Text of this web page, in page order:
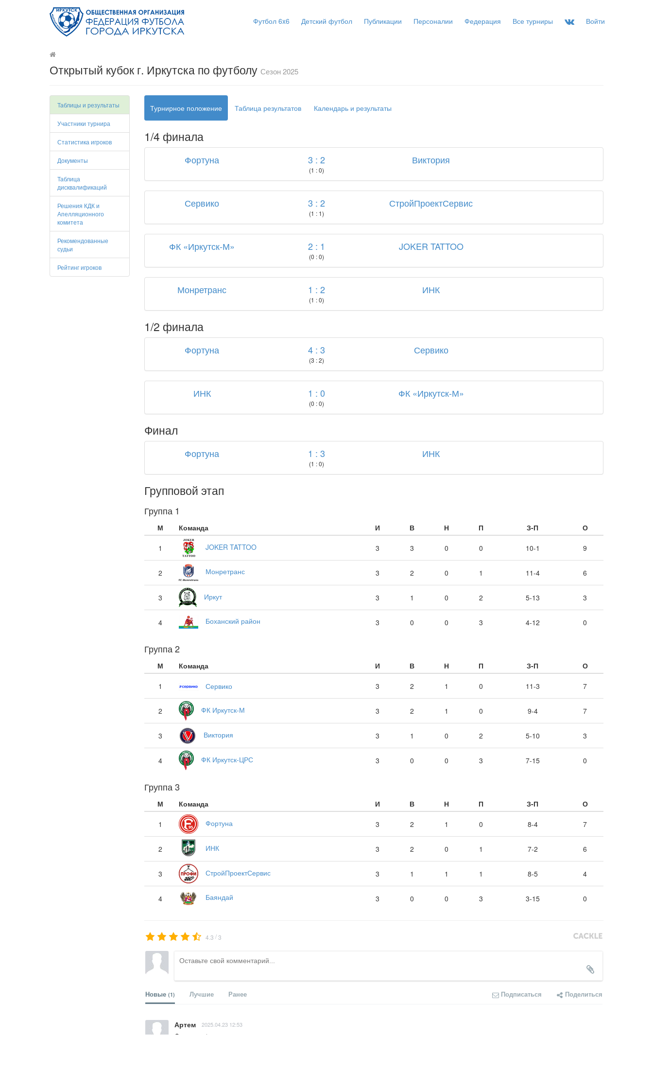
Футбол 6x6 Детский футбол Публикации Персоналии Федерация Все турниры Войти
Открытый кубок г. Иркутска по футболу Сезон 2025
Таблицы и результаты
Участники турнира
Статистика игроков
Документы
Таблица
дисквалификаций
Решения КДК и
Апелляционного
комитета
Рекомендованные
судьи
Рейтинг игроков
Турнирное положение Таблица результатов Календарь и результаты
1/4 финала
Фортуна 3 : 2
(1 : 0)
Виктория
Сервико 3 : 2
(1 : 1)
СтройПроектСервис
ФК «Иркутск-М» 2 : 1
(0 : 0)
JOKER TATTOO
Монретранс 1 : 2
(1 : 0)
ИНК
1/2 финала
Фортуна 4 : 3
(3 : 2)
Сервико
ИНК 1 : 0
(0 : 0)
ФК «Иркутск-М»
Финал
Фортуна 1 : 3
(1 : 0)
ИНК
Групповой этап
Группа 1
М Команда И В Н П З-П О
1 JOKER TATTOO 3 3 0 0 10-1 9
2 Монретранс 3 2 0 1 11-4 6
3 Иркут 3 1 0 2 5-13 3
4 Боханский район 3 0 0 3 4-12 0
Группа 2
М Команда И В Н П З-П О
1 Сервико 3 2 1 0 11-3 7
2 ФК Иркутск-М 3 2 1 0 9-4 7
3 Виктория 3 1 0 2 5-10 3
4 ФК Иркутск-ЦРС 3 0 0 3 7-15 0
Группа 3
М Команда И В Н П З-П О
1 Фортуна 3 2 1 0 8-4 7
2 ИНК 3 2 0 1 7-2 6
3 СтройПроектСервис 3 1 1 1 8-5 4
4 Баяндай 3 0 0 3 3-15 0
4.3 /3
Новые (1) Лучшие Ранее Подписаться Поделиться
Артем 2025.04.23 12:53
Фортуна 🔥